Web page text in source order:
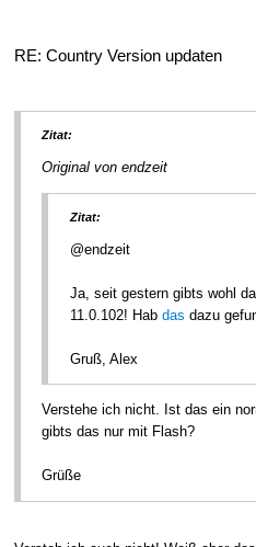
RE: Country Version updaten
Zitat:
Original von endzeit
Zitat:
@endzeit
Ja, seit gestern gibts wohl
11.0.102! Hab das dazu
Gruß, Alex
Verstehe ich nicht. Ist das ein
gibts das nur mit Flash?
Grüße